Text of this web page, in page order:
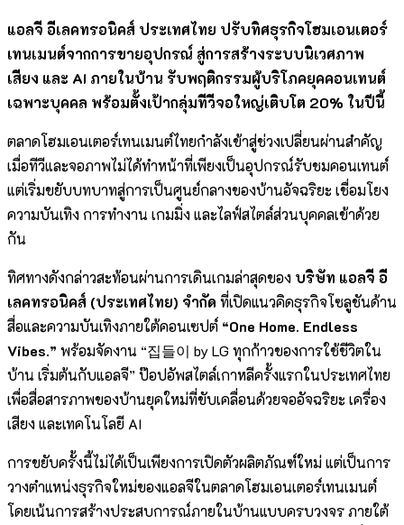
แอลจี อีเลคทรอนิคส์ ประเทศไทย ปรับทิศธุรกิจโฮมเอนเตอร์
เทนเมนต์จากการขายอุปกรณ์ สู่การสร้างระบบนิเวศภาพ
เสียง และ AI ภายในบ้าน รับพฤติกรรมผู้บริโภคยุคคอนเทนต์
เฉพาะบุคคล พร้อมตั้งเป้ากลุ่มทีวีจอใหญ่เติบโต 20% ในปีนี้
ตลาดโฮมเอนเตอร์เทนเมนต์ไทยกำลังเข้าสู่ช่วงเปลี่ยนผ่านสำคัญ
เมื่อทีวีและจอภาพไม่ได้ทำหน้าที่เพียงเป็นอุปกรณ์รับชมคอนเทนต์
แต่เริ่มขยับบทบาทสู่การเป็นศูนย์กลางของบ้านอัจฉริยะ เชื่อมโยง
ความบันเทิง การทำงาน เกมมิ่ง และไลฟ์สไตล์ส่วนบุคคลเข้าด้วย
กัน
ทิศทางดังกล่าวสะท้อนผ่านการเดินเกมล่าสุดของ บริษัท แอลจี อี
เลคทรอนิคส์ (ประเทศไทย) จำกัด ที่เปิดแนวคิดธุรกิจโซลูชันด้าน
สื่อและความบันเทิงภายใต้คอนเซปต์ “One Home. Endless
Vibes.” พร้อมจัดงาน “집들이 by LG ทุกก้าวของการใช้ชีวิตใน
บ้าน เริ่มต้นกับแอลจี” ป๊อปอัพสไตล์เกาหลีครั้งแรกในประเทศไทย
เพื่อสื่อสารภาพของบ้านยุคใหม่ที่ขับเคลื่อนด้วยจออัจฉริยะ เครื่อง
เสียง และเทคโนโลยี AI
การขยับครั้งนี้ไม่ได้เป็นเพียงการเปิดตัวผลิตภัณฑ์ใหม่ แต่เป็นการ
วางตำแหน่งธุรกิจใหม่ของแอลจีในตลาดโฮมเอนเตอร์เทนเมนต์
โดยเน้นการสร้างประสบการณ์ภายในบ้านแบบครบวงจร ภายใต้